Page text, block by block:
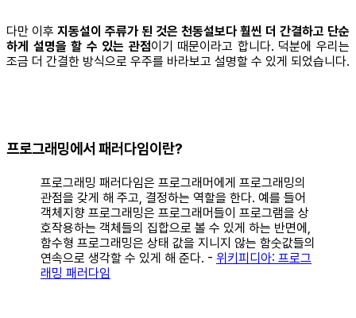
다만 이후 지동설이 주류가 된 것은 천동설보다 훨씬 더 간결하고 단순
하게 설명을 할 수 있는 관점이기 때문이라고 합니다. 덕분에 우리는
조금 더 간결한 방식으로 우주를 바라보고 설명할 수 있게 되었습니다.
프로그래밍에서 패러다임이란?
프로그래밍 패러다임은 프로그래머에게 프로그래밍의
관점을 갖게 해 주고, 결정하는 역할을 한다. 예를 들어
객체지향 프로그래밍은 프로그래머들이 프로그램을 상
호작용하는 객체들의 집합으로 볼 수 있게 하는 반면에,
함수형 프로그래밍은 상태 값을 지니지 않는 함숫값들의
연속으로 생각할 수 있게 해 준다. - 위키피디아: 프로그
래밍 패러다임